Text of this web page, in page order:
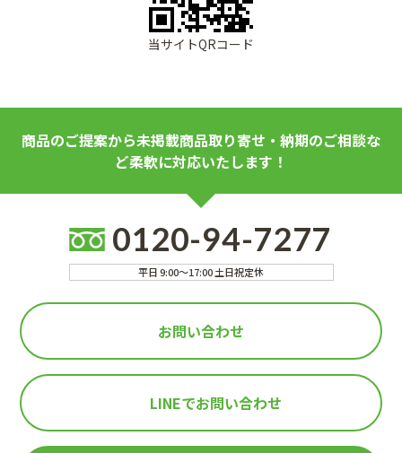
当サイトQRコード
商品のご提案から未掲載商品取り寄せ・納期のご相談な
ど柔軟に対応いたします！
0120-94-7277
平日 9:00～17:00 土日祝定休
お問い合わせ
LINEでお問い合わせ